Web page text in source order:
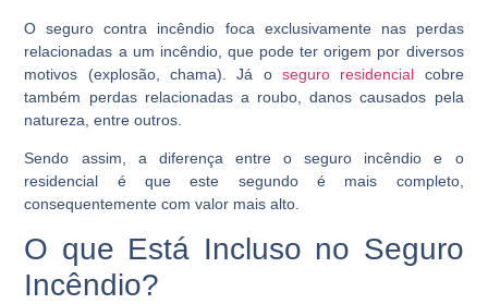
O seguro contra incêndio foca exclusivamente nas perdas
relacionadas a um incêndio, que pode ter origem por diversos
motivos (explosão, chama). Já o seguro residencial cobre
também perdas relacionadas a roubo, danos causados pela
natureza, entre outros.
Sendo assim, a diferença entre o seguro incêndio e o
residencial é que este segundo é mais completo,
consequentemente com valor mais alto.
O que Está Incluso no Seguro
Incêndio?